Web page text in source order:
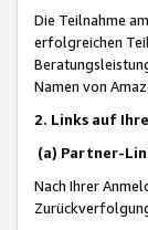
Die Teilnahme
erfolgreichen
Namen von
2. Links auf
(a) Partner-
Nach Ihrer